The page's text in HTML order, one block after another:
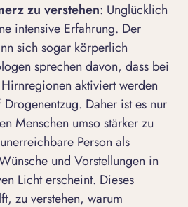
zu verstehen: Unglücklich
intensive Erfahrung. Der
sich sogar körperlich
sprechen davon, dass bei
aktiviert werden
Daher ist es nur
Menschen umso stärker zu
Person als
und Vorstellungen in
Licht erscheint. Dieses
zu verstehen, warum